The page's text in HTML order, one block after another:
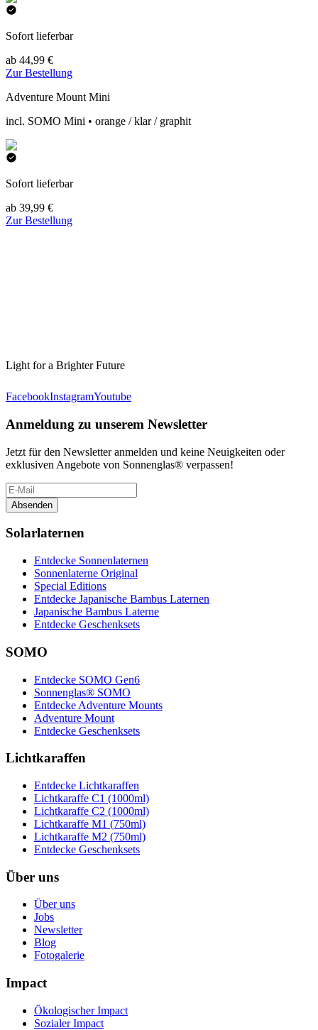
Sofort lieferbar
ab 44,99 €
Zur Bestellung
Adventure Mount Mini
incl. SOMO Mini • orange / klar / graphit
Sofort lieferbar
ab 39,99 €
Zur Bestellung
Light for a Brighter Future
FacebookInstagramYoutube
Anmeldung zu unserem Newsletter
Jetzt für den Newsletter anmelden und keine Neuigkeiten oder
exklusiven Angebote von Sonnenglas® verpassen!
Absenden
Solarlaternen
Entdecke Sonnenlaternen
Sonnenlaterne Original
Special Editions
Entdecke Japanische Bambus Laternen
Japanische Bambus Laterne
Entdecke Geschenksets
SOMO
Entdecke SOMO Gen6
Sonnenglas® SOMO
Entdecke Adventure Mounts
Adventure Mount
Entdecke Geschenksets
Lichtkaraffen
Entdecke Lichtkaraffen
Lichtkaraffe C1 (1000ml)
Lichtkaraffe C2 (1000ml)
Lichtkaraffe M1 (750ml)
Lichtkaraffe M2 (750ml)
Entdecke Geschenksets
Über uns
Über uns
Jobs
Newsletter
Blog
Fotogalerie
Impact
Ökologischer Impact
Sozialer Impact